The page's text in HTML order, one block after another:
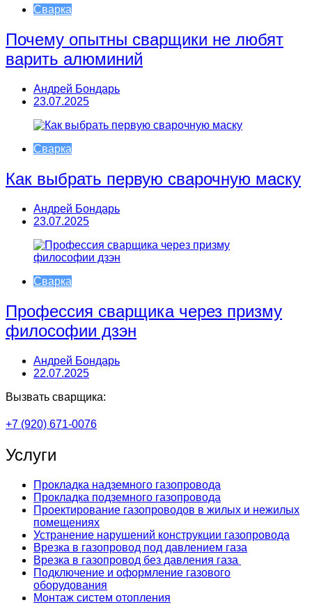
Сварка
Почему опытны сварщики не любят
варить алюминий
Андрей Бондарь
23.07.2025
Сварка
Как выбрать первую сварочную маску
Андрей Бондарь
23.07.2025
Сварка
Профессия сварщика через призму
философии дзэн
Андрей Бондарь
22.07.2025
Вызвать сварщика:
+7 (920) 671-0076
Услуги
Прокладка надземного газопровода
Прокладка подземного газопровода
Проектирование газопроводов в жилых и нежилых
помещениях
Устранение нарушений конструкции газопровода
Врезка в газопровод под давлением газа
Врезка в газопровод без давления газа
Подключение и оформление газового
оборудования
Монтаж систем отопления